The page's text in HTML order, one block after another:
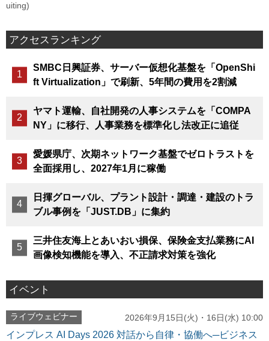
uiting)
アクセスランキング
SMBC日興証券、サーバー仮想化基盤を「OpenShi
ft Virtualization」で刷新、5年間の費用を2割減
ヤマト運輸、自社開発の人事システムを「COMPA
NY」に移行、人事業務を標準化し法改正に追従
愛媛県庁、次期ネットワーク基盤でゼロトラストを
全面採用し、2027年1月に稼働
日揮グローバル、プラント設計・調達・建設のトラ
ブル事例を「JUST.DB」に集約
三井住友海上とあいおい損保、保険金支払業務にAI
画像検知機能を導入、不正請求対策を強化
イベント
ライブウェビナー 2026年9月15日(火)・16日(水) 10:00
インプレス AI Days 2026 対話から自律・協働へ─ビジネス